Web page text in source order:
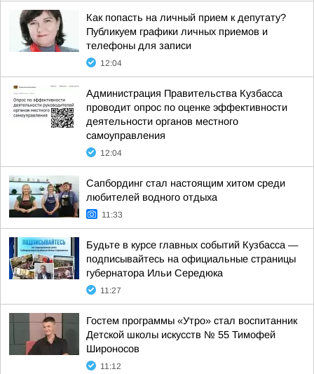
Как попасть на личный прием к депутату?
Публикуем графики личных приемов и
телефоны для записи
12:04
Администрация Правительства Кузбасса
проводит опрос по оценке эффективности
деятельности органов местного
самоуправления
12:04
Сапбординг стал настоящим хитом среди
любителей водного отдыха
11:33
Будьте в курсе главных событий Кузбасса —
подписывайтесь на официальные страницы
губернатора Ильи Середюка
11:27
Гостем программы «Утро» стал воспитанник
Детской школы искусств № 55 Тимофей
Широносов
11:12